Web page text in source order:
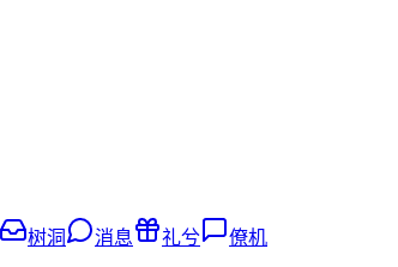
树洞 消息 礼兮 僚机